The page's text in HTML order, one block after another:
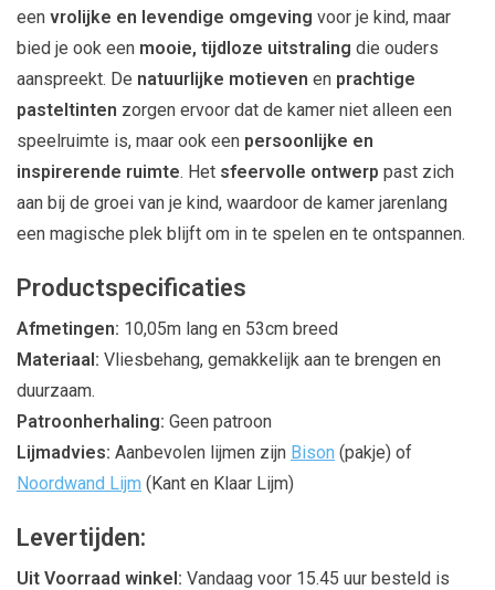
een vrolijke en levendige omgeving voor je kind, maar
bied je ook een mooie, tijdloze uitstraling die ouders
aanspreekt. De natuurlijke motieven en prachtige
pasteltinten zorgen ervoor dat de kamer niet alleen een
speelruimte is, maar ook een persoonlijke en
inspirerende ruimte. Het sfeervolle ontwerp past zich
aan bij de groei van je kind, waardoor de kamer jarenlang
een magische plek blijft om in te spelen en te ontspannen.
Productspecificaties
Afmetingen: 10,05m lang en 53cm breed
Materiaal: Vliesbehang, gemakkelijk aan te brengen en
duurzaam.
Patroonherhaling: Geen patroon
Lijmadvies: Aanbevolen lijmen zijn Bison (pakje) of
Noordwand Lijm (Kant en Klaar Lijm)
Levertijden:
Uit Voorraad winkel: Vandaag voor 15.45 uur besteld is